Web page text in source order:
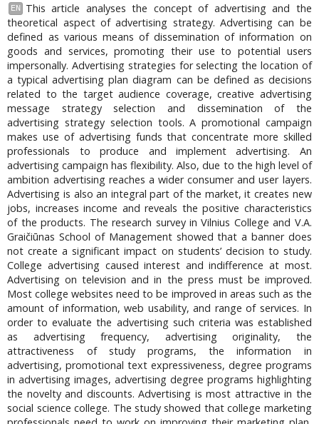
EN
This article analyses the concept of advertising and the
theoretical aspect of advertising strategy. Advertising can be
defined as various means of dissemination of information on
goods and services, promoting their use to potential users
impersonally. Advertising strategies for selecting the location of
a typical advertising plan diagram can be defined as decisions
related to the target audience coverage, creative advertising
message strategy selection and dissemination of the
advertising strategy selection tools. A promotional campaign
makes use of advertising funds that concentrate more skilled
professionals to produce and implement advertising. An
advertising campaign has flexibility. Also, due to the high level of
ambition advertising reaches a wider consumer and user layers.
Advertising is also an integral part of the market, it creates new
jobs, increases income and reveals the positive characteristics
of the products. The research survey in Vilnius College and V.A.
Graičiūnas School of Management showed that a banner does
not create a significant impact on students’ decision to study.
College advertising caused interest and indifference at most.
Advertising on television and in the press must be improved.
Most college websites need to be improved in areas such as the
amount of information, web usability, and range of services. In
order to evaluate the advertising such criteria was established
as advertising frequency, advertising originality, the
attractiveness of study programs, the information in
advertising, promotional text expressiveness, degree programs
in advertising images, advertising degree programs highlighting
the novelty and discounts. Advertising is most attractive in the
social science college. The study showed that college marketing